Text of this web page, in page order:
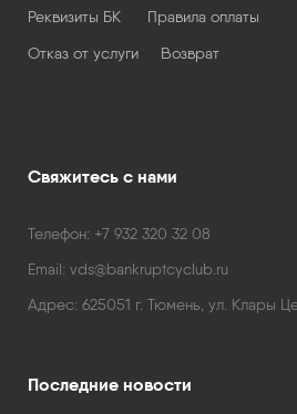
Реквизиты БК Правила оплаты
Отказ от услуги Возврат
Свяжитесь с нами
Телефон: +7 932 320 32 08
Email: vds@bankruptcyclub.ru
Адрес: 625051 г. Тюмень, ул. Клары
Последние новости